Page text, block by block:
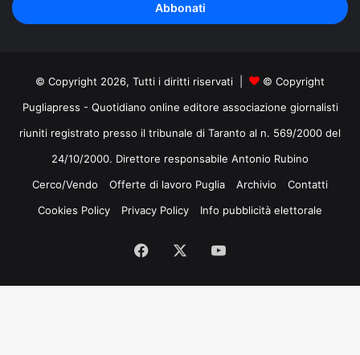
indirizzo
mail
© Copyright 2026, Tutti i diritti riservati |
© Copyright
Pugliapress - Quotidiano online editore associazione giornalisti
riuniti registrato presso il tribunale di Taranto al n. 569/2000 del
24/10/2000. Direttore responsabile Antonio Rubino
Cerco/Vendo
Offerte di lavoro Puglia Archivio
Contatti
Cookies Policy
Privacy Policy Info pubblicità elettorale
Facebook
Tube